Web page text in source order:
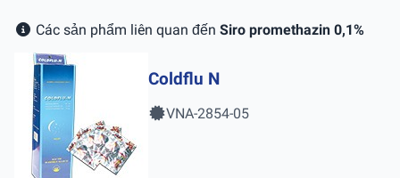
Các sản phẩm liên quan đến Siro promethazin 0,1%
Coldflu N
VNA-2854-05